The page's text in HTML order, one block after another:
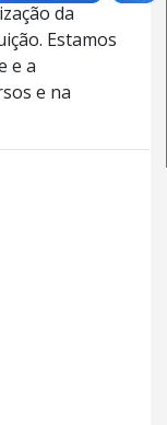
da
Estamos
e a
e na